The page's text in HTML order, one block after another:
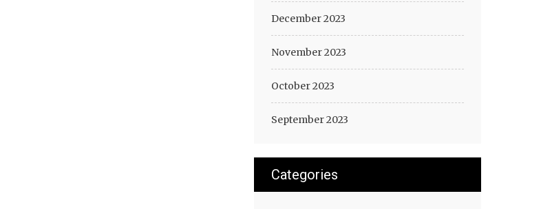
December 2023
November 2023
October 2023
September 2023
Categories